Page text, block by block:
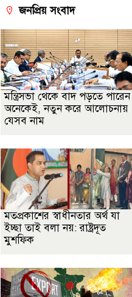
জনপ্রিয় সংবাদ
মন্ত্রিসভা থেকে বাদ পড়তে পারেন
অনেকেই, নতুন করে আলোচনায়
যেসব নাম
মতপ্রকাশের স্বাধীনতার অর্থ যা
ইচ্ছা তাই বলা নয়: রাষ্ট্রদূত
মুশফিক